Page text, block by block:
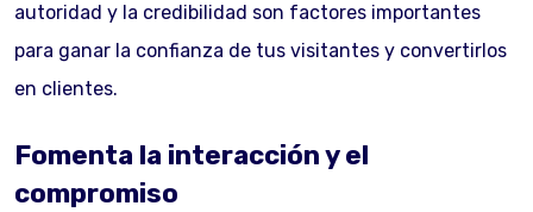
autoridad y la credibilidad son factores importantes
para ganar la confianza de tus visitantes y convertirlos
en clientes.
Fomenta la interacción y el
compromiso